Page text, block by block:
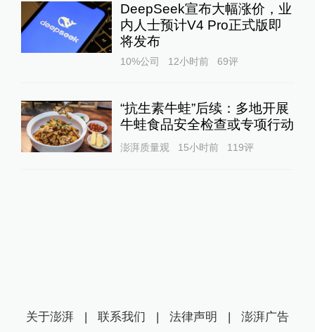
DeepSeek宣布大幅涨价，业
内人士预计V4 Pro正式版即
将发布
10%公司 12小时前 69评
“抗生素牛蛙”后续：多地开展
牛蛙食品安全检查或专项行动
澎湃质量观 15小时前 119评
关于澎湃 | 联系我们 | 法律声明 | 澎湃广告